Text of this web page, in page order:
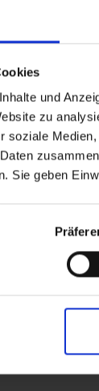
und
zu
soziale
Sie geben
zum
gut
in Skjern,
Kindern: Dieses
Aufladen